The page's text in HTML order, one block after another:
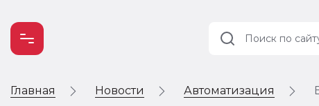
Главная Новости Автоматизация
Учет и